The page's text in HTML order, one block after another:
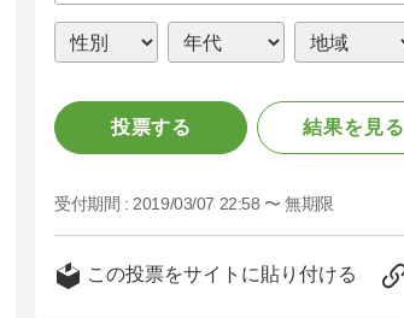
投票する 結果を見る
受付期間 : 2019/03/07 22:58 〜 無期限
この投票をサイトに貼り付ける